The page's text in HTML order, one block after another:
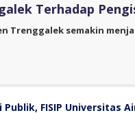
Terhadap
semakin